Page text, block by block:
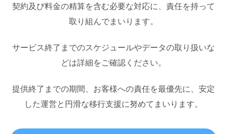
契約及び料金の精算を含む必要な対応に、責任を持って
取り組んでまいります。
サービス終了までのスケジュールやデータの取り扱いな
どは詳細をご確認ください。
提供終了までの期間、お客様への責任を最優先に、安定
した運営と円滑な移行支援に努めてまいります。